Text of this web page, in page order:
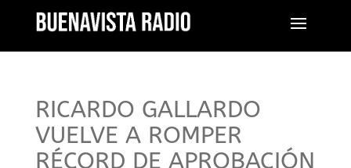
RICARDO GALLARDO
VUELVE A ROMPER
RÉCORD DE APROBACIÓN